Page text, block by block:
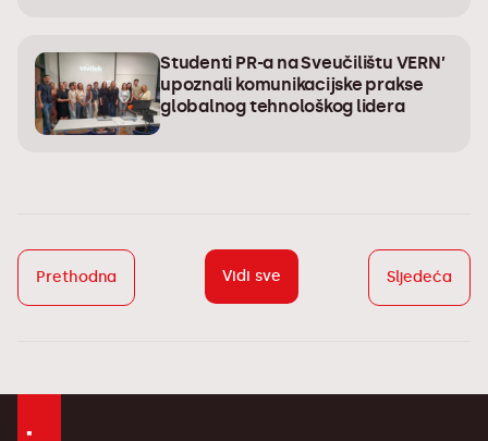
Studenti PR-a na Sveučilištu VERN’
upoznali komunikacijske prakse
globalnog tehnološkog lidera
Prethodna Vidi sve Sljedeća